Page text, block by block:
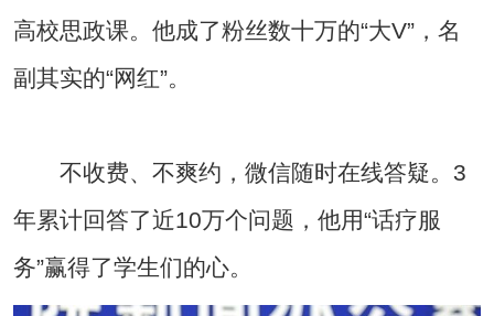
高校思政课。他成了粉丝数十万的“大V”，名
副其实的“网红”。
不收费、不爽约，微信随时在线答疑。3
年累计回答了近10万个问题，他用“话疗服
务”赢得了学生们的心。